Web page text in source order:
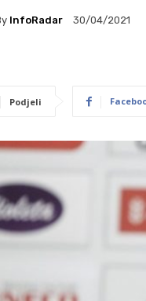
InfoRadar 30/04/2021
Podjeli